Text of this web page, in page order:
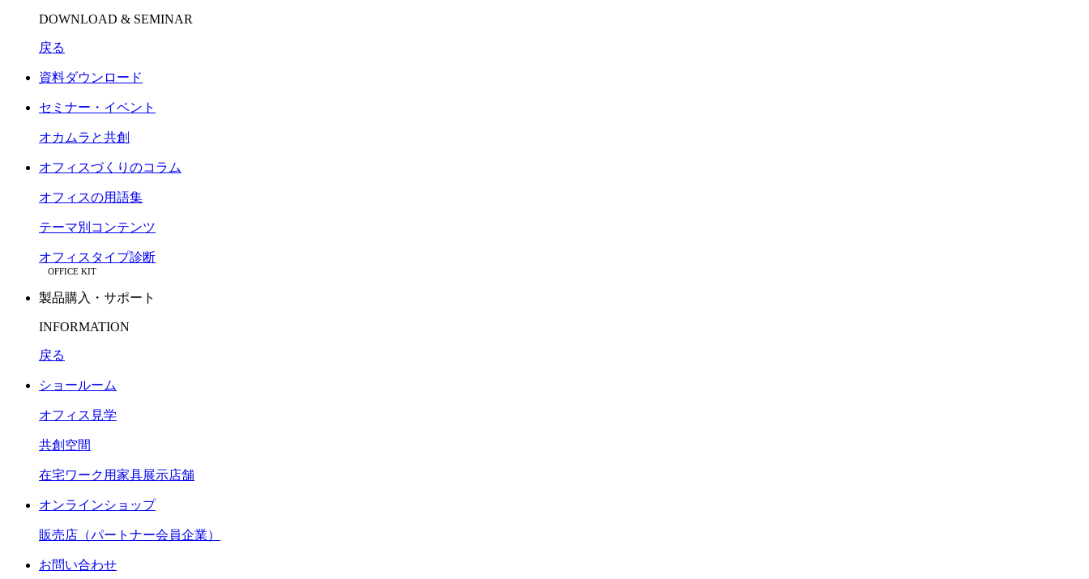
DOWNLOAD & SEMINAR
戻る
資料ダウンロード
セミナー・イベント
オカムラと共創
オフィスづくりのコラム
オフィスの用語集
テーマ別コンテンツ
オフィスタイプ診断
OFFICE KIT
製品購入・サポート
INFORMATION
戻る
ショールーム
オフィス見学
共創空間
在宅ワーク用家具展示店舗
オンラインショップ
販売店（パートナー会員企業）
お問い合わせ